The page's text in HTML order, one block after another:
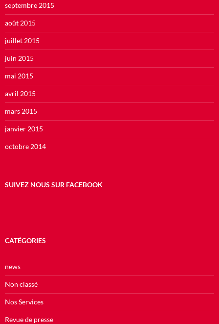
septembre 2015
août 2015
juillet 2015
juin 2015
mai 2015
avril 2015
mars 2015
janvier 2015
octobre 2014
SUIVEZ NOUS SUR FACEBOOK
CATÉGORIES
news
Non classé
Nos Services
Revue de presse